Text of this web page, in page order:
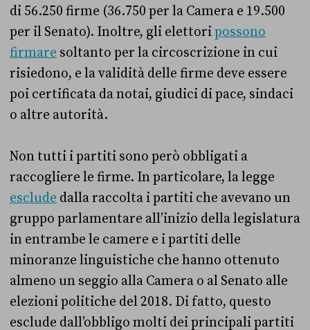
di 56.250 firme (36.750 per la Camera e 19.500
per il Senato). Inoltre, gli elettoripossono
firmare soltanto per la circoscrizione in cui
risiedono, e la validità delle firme deve essere
poi certificata da notai, giudici di pace, sindaci
o altre autorità.
Non tutti i partiti sono però obbligati a
raccogliere le firme. In particolare, la legge
esclude dalla raccolta i partiti che avevano un
gruppo parlamentare all’inizio della legislatura
in entrambe le camere e i partiti delle
minoranze linguistiche che hanno ottenuto
almeno un seggio alla Camera o al Senato alle
elezioni politiche del 2018. Di fatto, questo
esclude dall’obbligo molti dei principali partiti